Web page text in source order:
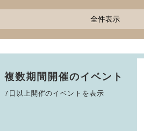
全件表示
複数期間開催のイベント
7日以上開催のイベントを表示